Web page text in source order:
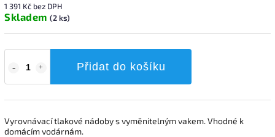
1 391 Kč bez DPH
Skladem (2 ks)
Přidat do košíku
Vyrovnávací tlakové nádoby s vyměnitelným vakem. Vhodné k
domácím vodárnám.